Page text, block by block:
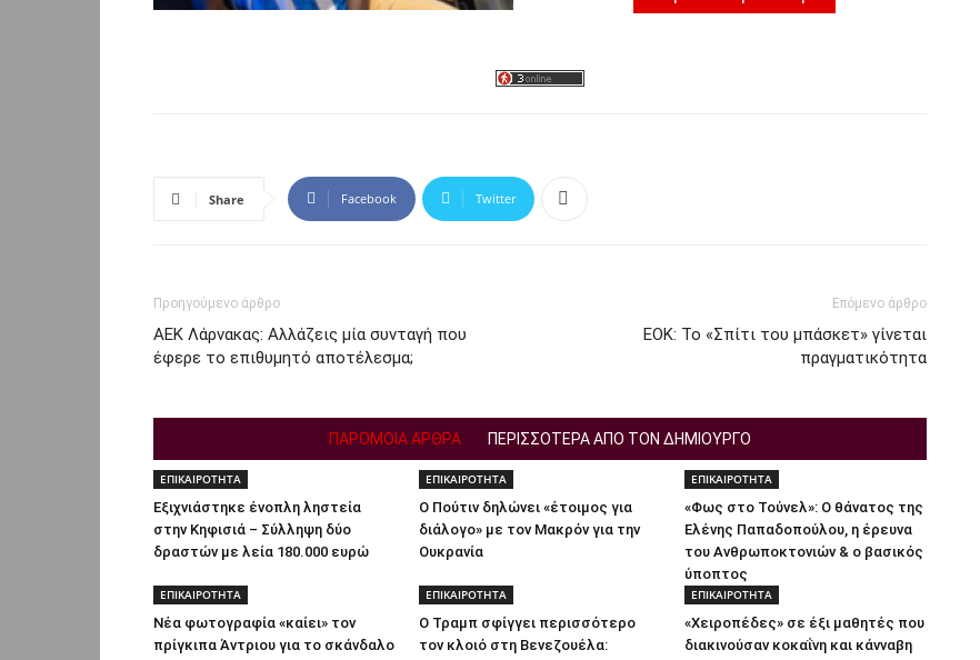
Share Facebook Twitter
Προηγούμενο άρθρο
ΑΕΚ Λάρνακας: Αλλάζεις μία συνταγή που
έφερε το επιθυμητό αποτέλεσμα;
Επόμενο άρθρο
ΕΟΚ: Το «Σπίτι του μπάσκετ» γίνεται
πραγματικότητα
ΠΑΡΟΜΟΙΑ ΑΡΘΡΑ ΠΕΡΙΣΣΟΤΕΡΑ ΑΠΟ ΤΟΝ ΔΗΜΙΟΥΡΓΟ
ΕΠΙΚΑΙΡΟΤΗΤΑ
Εξιχνιάστηκε ένοπλη ληστεία
στην Κηφισιά – Σύλληψη δύο
δραστών με λεία 180.000 ευρώ
ΕΠΙΚΑΙΡΟΤΗΤΑ
Ο Πούτιν δηλώνει «έτοιμος για
διάλογο» με τον Μακρόν για την
Ουκρανία
ΕΠΙΚΑΙΡΟΤΗΤΑ
«Φως στο Τούνελ»: Ο θάνατος της
Ελένης Παπαδοπούλου, η έρευνα
του Ανθρωποκτονιών & ο βασικός
ύποπτος
ΕΠΙΚΑΙΡΟΤΗΤΑ
Νέα φωτογραφία «καίει» τον
πρίγκιπα Άντριου για το σκάνδαλο
ΕΠΙΚΑΙΡΟΤΗΤΑ
Ο Τραμπ σφίγγει περισσότερο
τον κλοιό στη Βενεζουέλα:
ΕΠΙΚΑΙΡΟΤΗΤΑ
«Χειροπέδες» σε έξι μαθητές που
διακινούσαν κοκαΐνη και κάνναβη